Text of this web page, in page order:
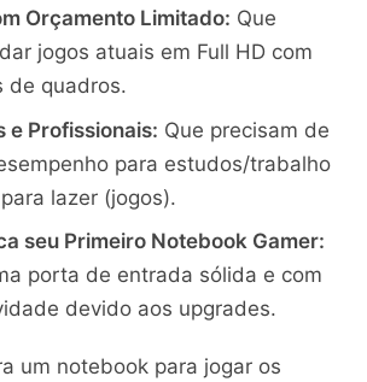
Orçamento Limitado: Que
jogos atuais em Full HD com
de quadros.
e Profissionais: Que precisam de
para estudos/trabalho
lazer (jogos).
seu Primeiro Notebook Gamer:
porta de entrada sólida e com
devido aos upgrades.
um notebook para jogar os